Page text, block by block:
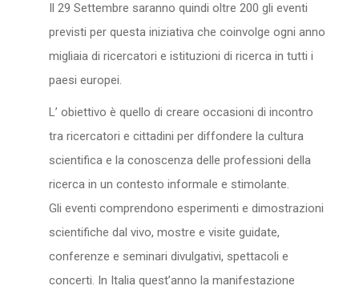
Il 29 Settembre saranno quindi oltre 200 gli eventi
previsti per questa iniziativa che coinvolge ogni anno
migliaia di ricercatori e istituzioni di ricerca in tutti i
paesi europei.
L’ obiettivo è quello di creare occasioni di incontro
tra ricercatori e cittadini per diffondere la cultura
scientifica e la conoscenza delle professioni della
ricerca in un contesto informale e stimolante.
Gli eventi comprendono esperimenti e dimostrazioni
scientifiche dal vivo, mostre e visite guidate,
conferenze e seminari divulgativi, spettacoli e
concerti. In Italia quest’anno la manifestazione